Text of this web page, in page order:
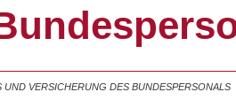
UND VERSICHERUNG DES BUNDESPERSONALS